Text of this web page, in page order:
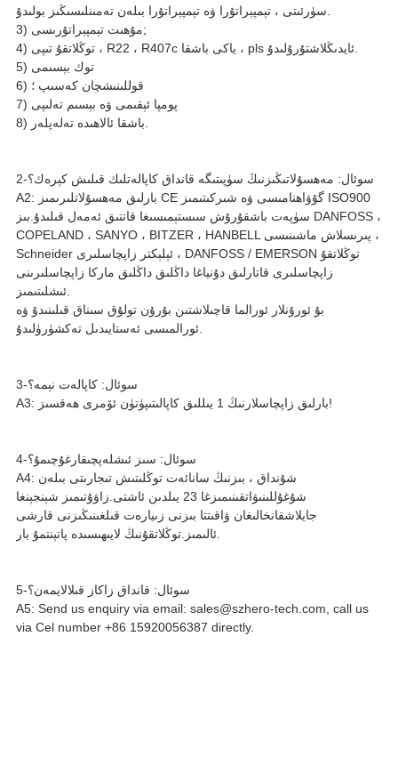
3) مۇھىت تېمپېراتۇرىسى;
5) توك بېسىمى
6) قوللىنىشچان كەسىپ ؛
7) پومپا ئېقىمى ۋە بېسىم تەلىپى
2-سوئال: مەھسۇلاتىڭىزنىڭ سۈپىتىگە قانداق كاپالەتلىك قىلىش كېرەك؟
A2: بارلىق مەھسۇلاتلىرىمىز CE گۇۋاھنامىسى ۋە شىركىتىمىز ISO900
سۈپەت باشقۇرۇش سىستېمىسىغا قاتتىق ئەمەل قىلىدۇ.بىز DANFOSS ،
COPELAND ، SANYO ، BITZER ، HANBELL پىرىسلاش ماشىنىسى ،
Schneider ئېلېكتر زاپچاسلىرى ، DANFOSS / EMERSON توڭلاتقۇ
زاپچاسلىرى قاتارلىق دۇنياغا داڭلىق داڭلىق ماركا زاپچاسلىرىنى
بۇ ئورۇنلار ئورالما قاچىلاشتىن بۇرۇن تولۇق سىناق قىلىنىدۇ ۋە
3-سوئال: كاپالەت نېمە؟
A3: بارلىق زاپچاسلارنىڭ 1 يىللىق كاپالىتىپۈتۈن ئۆمرى ھەقسىز!
4-سوئال: سىز ئىشلەپچىقارغۇچىمۇ؟
A4: شۇنداق ، بىزنىڭ سانائەت توڭلىتىش تىجارىتى بىلەن
شۇغۇللىنىۋاتقىنىمىزغا 23 يىلدىن ئاشتى.زاۋۇتىمىز شېنجېنغا
جايلاشقانخالىغان ۋاقىتتا بىزنى زىيارەت قىلغىنىڭىزنى قارشى
5-سوئال: قانداق زاكاز قىلالايمەن؟
A5: Send us enquiry via email: sales@szhero-tech.com, call us
via Cel number +86 15920056387 directly.